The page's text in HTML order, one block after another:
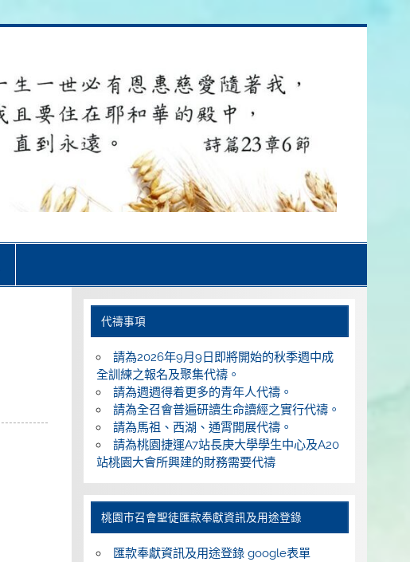
代禱事項
請為2026年9月9日即將開始的秋季週中成
全訓練之報名及聚集代禱。
請為週週得着更多的青年人代禱。
請為全召會普遍研讀生命讀經之實行代禱。
請為馬祖、西湖、通霄開展代禱。
請為桃園捷運A7站長庚大學學生中心及A20
站桃園大會所興建的財務需要代禱
桃園巿召會聖徒匯款奉獻資訊及用途登錄
匯款奉獻資訊及用途登錄 google表單